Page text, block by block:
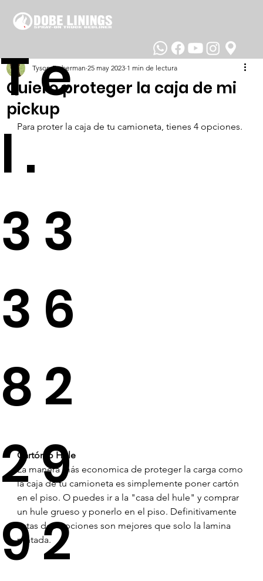
Te
l.
33
36
82
29
92
Quiero proteger la caja de mi
pickup
Tyson Doberman 25 may 2023 1 min de lectura
Para proter la caja de tu camioneta, tienes 4 opciones.
Cartón o Hule
La manera más economica de proteger la carga como
la caja de tu camioneta es simplemente poner cartón
en el piso. O puedes ir a la "casa del hule" y comprar
un hule grueso y ponerlo en el piso. Definitivamente
estas dos opciones son mejores que solo la lamina
pintada.